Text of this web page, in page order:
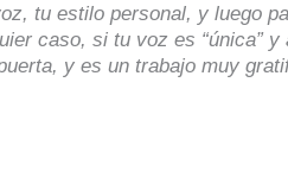
tu estilo personal, y luego
caso, si tu voz es “única” y
y es un trabajo muy